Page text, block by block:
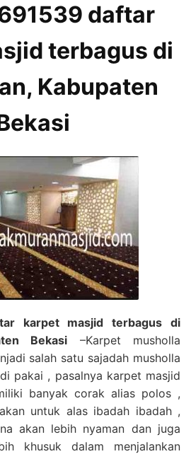
daftar
terbagus di
Kabupaten
karpet masjid terbagus di
Bekasi –Karpet musholla
salah satu sajadah musholla
pakai , pasalnya karpet masjid
banyak corak alias polos ,
untuk alas ibadah ibadah ,
akan lebih nyaman dan juga
khusuk dalam menjalankan